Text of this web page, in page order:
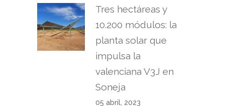
Tres hectáreas y
10.200 módulos: la
planta solar que
impulsa la
valenciana V3J en
Soneja
05 abril, 2023